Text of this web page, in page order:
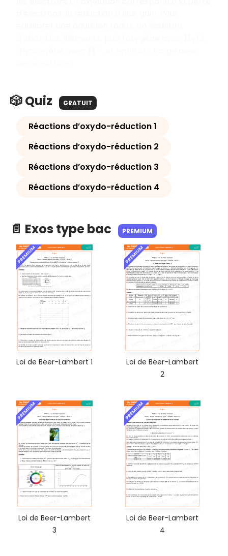
🎲 Quiz GRATUIT
Réactions d’oxydo-réduction 1
Réactions d’oxydo-réduction 2
Réactions d’oxydo-réduction 3
Réactions d’oxydo-réduction 4
📄 Exos type bac PREMIUM
PREMIUM
Loi de Beer-Lambert 1
PREMIUM
Loi de Beer-Lambert
2
PREMIUM
Loi de Beer-Lambert
3
PREMIUM
Loi de Beer-Lambert
4